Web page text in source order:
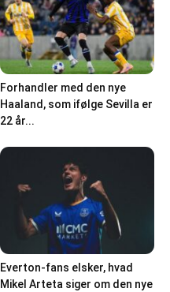
Forhandler med den nye
Haaland, som ifølge Sevilla er
22 år...
Everton-fans elsker, hvad
Mikel Arteta siger om den nye